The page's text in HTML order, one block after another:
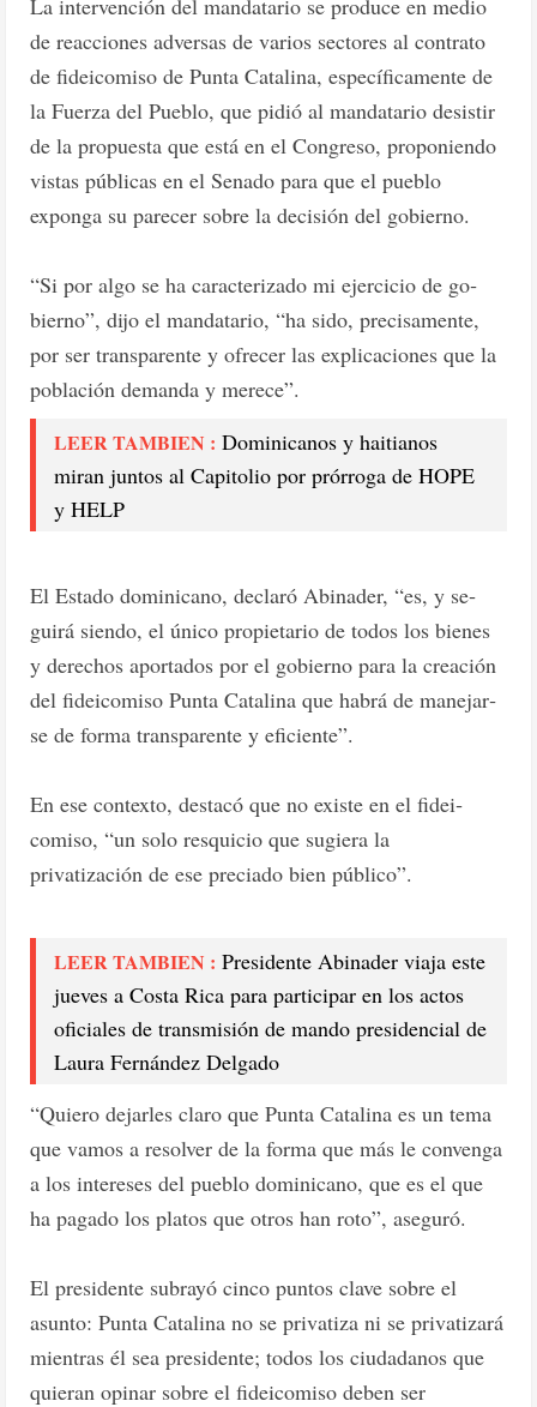
La intervención del man­datario se produce en me­dio
de reacciones adversas de varios sectores al contra­to
de fideicomiso de Pun­ta Catalina, específicamen­te de
la Fuerza del Pueblo, que pidió al mandatario desistir
de la propuesta que está en el Congreso, propo­niendo
vistas públicas en el Senado para que el pueblo
exponga su parecer sobre la decisión del gobierno.
“Si por algo se ha carac­terizado mi ejercicio de go­
bierno”, dijo el mandata­rio, “ha sido, precisamente,
por ser transparente y ofre­cer las explicaciones que la
población demanda y me­rece”.
LEER TAMBIEN : Dominicanos y haitianos
miran juntos al Capitolio por prórroga de HOPE
y HELP
El Estado dominicano, declaró Abinader, “es, y se­
guirá siendo, el único pro­pietario de todos los bienes
y derechos aportados por el gobierno para la creación
del fideicomiso Punta Cata­lina que habrá de manejar­
se de forma transparente y eficiente”.
En ese contexto, desta­có que no existe en el fidei­
comiso, “un solo resquicio que sugiera la
privatización de ese preciado bien públi­co”.
LEER TAMBIEN : Presidente Abinader viaja este
jueves a Costa Rica para participar en los actos
oficiales de transmisión de mando presidencial de
Laura Fernández Delgado
“Quiero dejarles claro que Punta Catalina es un tema
que vamos a resolver de la forma que más le con­venga
a los intereses del pueblo dominicano, que es el que
ha pagado los platos que otros han roto”, asegu­ró.
El presidente subrayó cinco puntos clave sobre el
asunto: Punta Catalina no se privatiza ni se privatiza­rá
mientras él sea presiden­te; todos los ciudadanos que
quieran opinar sobre el fideicomiso deben ser